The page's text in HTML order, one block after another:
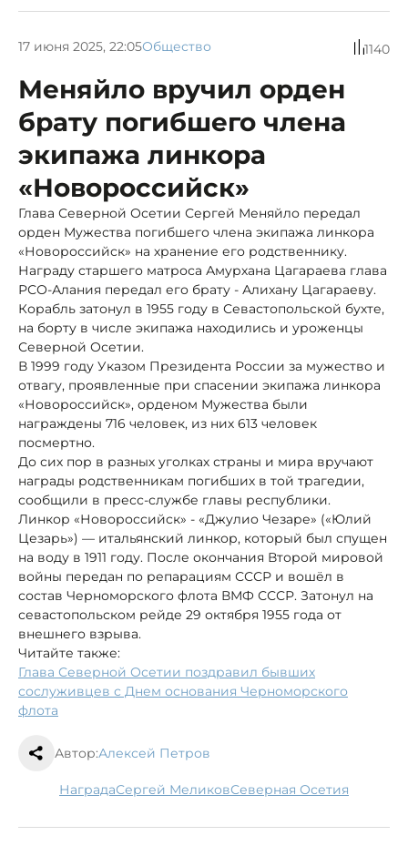
17 июня 2025, 22:05Общество 1140
Меняйло вручил орден
брату погибшего члена
экипажа линкора
«Новороссийск»
Глава Северной Осетии Сергей Меняйло передал
орден Мужества погибшего члена экипажа линкора
«Новороссийск» на хранение его родственнику.
Награду старшего матроса Амурхана Цагараева глава
РСО-Алания передал его брату - Алихану Цагараеву.
Корабль затонул в 1955 году в Севастопольской бухте,
на борту в числе экипажа находились и уроженцы
Северной Осетии.
В 1999 году Указом Президента России за мужество и
отвагу, проявленные при спасении экипажа линкора
«Новороссийск», орденом Мужества были
награждены 716 человек, из них 613 человек
посмертно.
До сих пор в разных уголках страны и мира вручают
награды родственникам погибших в той трагедии,
сообщили в пресс-службе главы республики.
Линкор «Новороссийск» - «Джулио Чезаре» («Юлий
Цезарь») — итальянский линкор, который был спущен
на воду в 1911 году. После окончания Второй мировой
войны передан по репарациям СССР и вошёл в
состав Черноморского флота ВМФ СССР. Затонул на
севастопольском рейде 29 октября 1955 года от
внешнего взрыва.
Читайте также:
Глава Северной Осетии поздравил бывших
сослуживцев с Днем основания Черноморского
флота
Автор:Алексей Петров
награда Сергей Меликов Северная Осетия